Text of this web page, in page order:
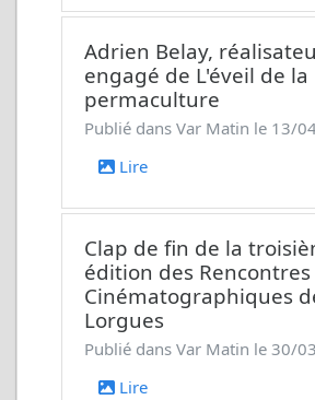
Adrien Belay,
engagé de L'éveil de la
permaculture
Publié dans Var Matin le 13/
Lire
Clap de fin de la
édition des Rencontres
Cinématographiques
Lorgues
Publié dans Var Matin le 30/
Lire